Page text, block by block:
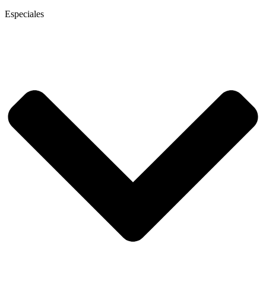
Especiales